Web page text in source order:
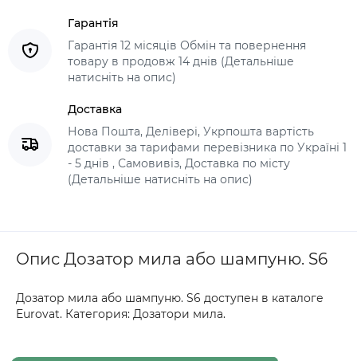
Гарантія
Гарантія 12 місяців Обмін та повернення
товару в продовж 14 днів (Детальніше
натисніть на опис)
Доставка
Нова Пошта, Делівері, Укрпошта вартість
доставки за тарифами перевізника по Україні 1
- 5 днів , Самовивіз, Доставка по місту
(Детальніше натисніть на опис)
Опис Дозатор мила або шампуню. S6
Дозатор мила або шампуню. S6 доступен в каталоге
Eurovat. Категория: Дозатори мила.